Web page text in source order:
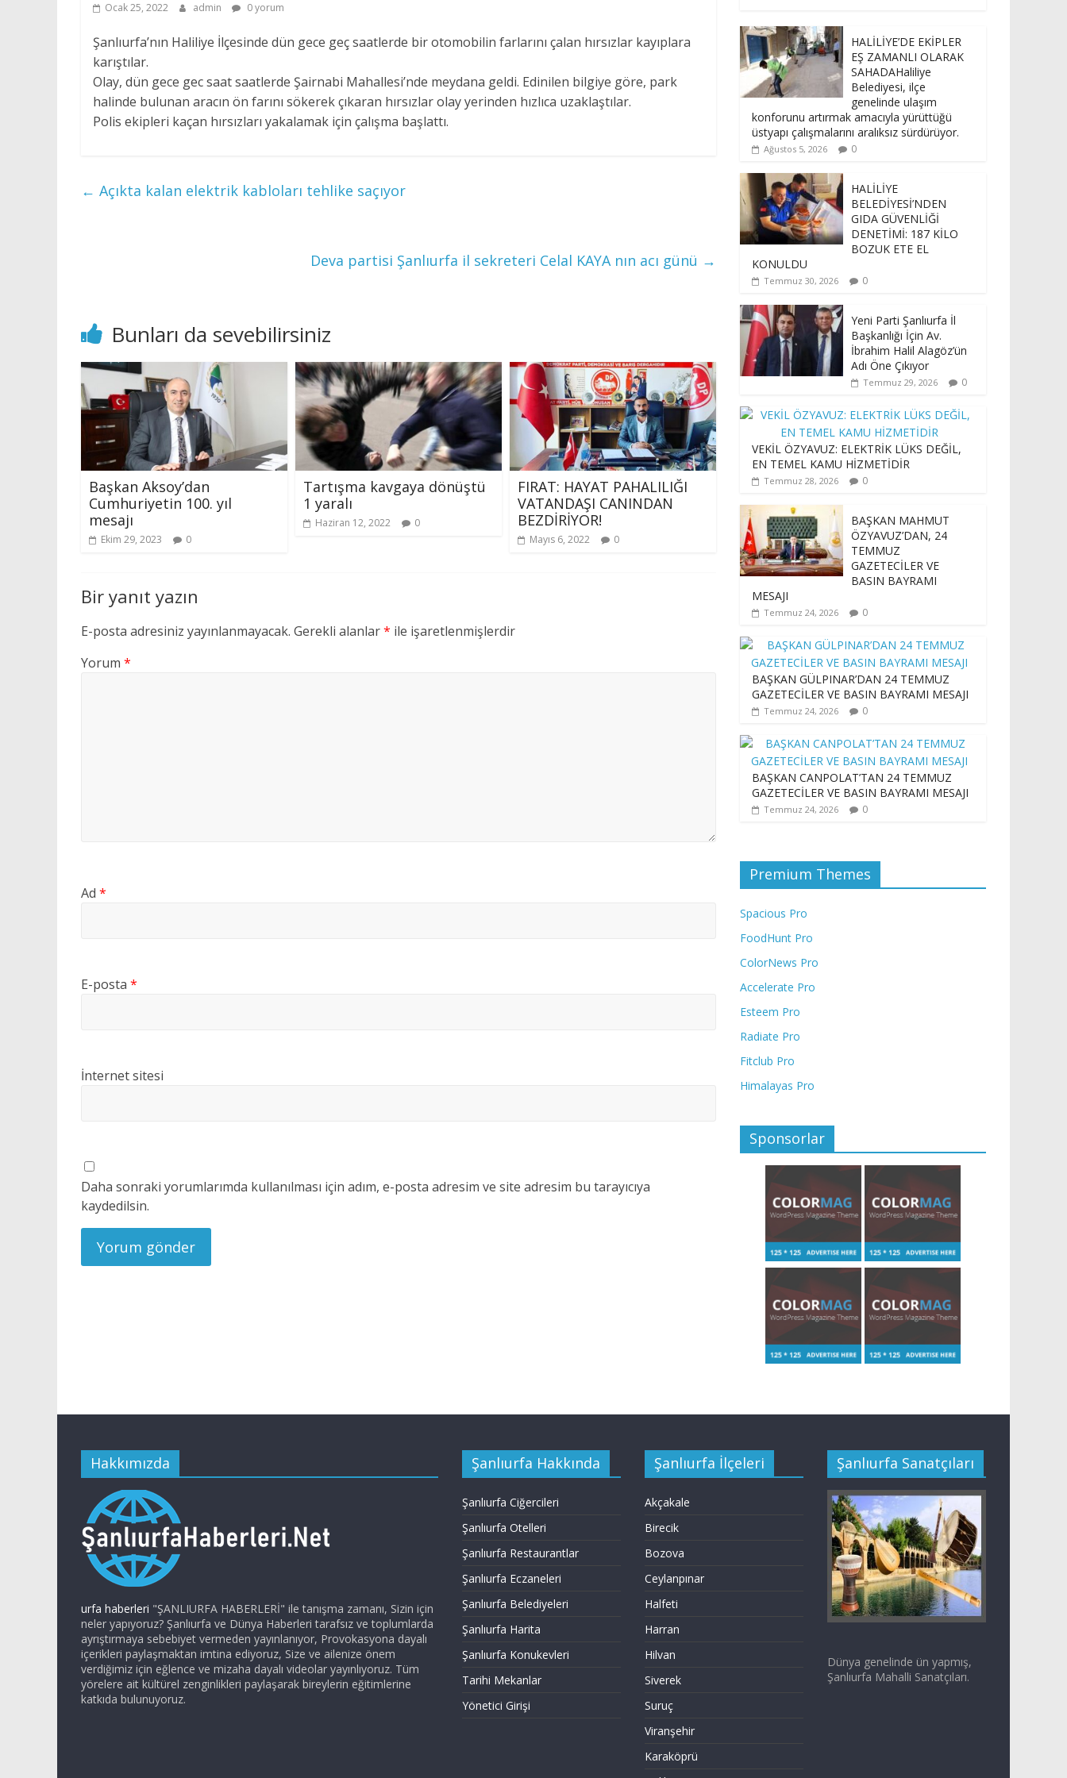
Ocak 25, 2022 admin 0 yorum
Şanlıurfa’nın Haliliye İlçesinde dün gece geç saatlerde bir otomobilin farlarını çalan hırsızlar kayıplara
karıştılar.
Olay, dün gece gec saat saatlerde Şairnabi Mahallesi’nde meydana geldi. Edinilen bilgiye göre, park
halinde bulunan aracın ön farını sökerek çıkaran hırsızlar olay yerinden hızlıca uzaklaştılar.
Polis ekipleri kaçan hırsızları yakalamak için çalışma başlattı.
← Açıkta kalan elektrik kabloları tehlike saçıyor
Deva partisi Şanlıurfa il sekreteri Celal KAYA nın acı günü →
Bunları da sevebilirsiniz
Başkan Aksoy’dan
Cumhuriyetin 100. yıl
mesajı
Ekim 29, 2023 0
Tartışma kavgaya dönüştü
1 yaralı
Haziran 12, 2022 0
FIRAT: HAYAT PAHALILIĞI
VATANDAŞI CANINDAN
BEZDİRİYOR!
Mayıs 6, 2022 0
Bir yanıt yazın
E-posta adresiniz yayınlanmayacak. Gerekli alanlar* ile işaretlenmişlerdir
Yorum *
Ad *
E-posta *
İnternet sitesi
Daha sonraki yorumlarımda kullanılması için adım, e-posta adresim ve site adresim bu tarayıcıya
kaydedilsin.
HALİLİYE’DE EKİPLER
EŞ ZAMANLI OLARAK
SAHADAHaliliye
Belediyesi, ilçe
genelinde ulaşım
konforunu artırmak amacıyla yürüttüğü
üstyapı çalışmalarını aralıksız sürdürüyor.
Ağustos 5, 2026 0
HALİLİYE
BELEDİYESİ’NDEN
GIDA GÜVENLİĞİ
DENETİMİ: 187 KİLO
BOZUK ETE EL
KONULDU
Temmuz 30, 2026 0
Yeni Parti Şanlıurfa İl
Başkanlığı İçin Av.
İbrahim Halil Alagöz’ün
Adı Öne Çıkıyor
Temmuz 29, 2026 0
VEKİL ÖZYAVUZ: ELEKTRİK LÜKS DEĞİL,
EN TEMEL KAMU HİZMETİDİR
Temmuz 28, 2026 0
BAŞKAN MAHMUT
ÖZYAVUZ’DAN, 24
TEMMUZ
GAZETECİLER VE
BASIN BAYRAMI
MESAJI
Temmuz 24, 2026 0
BAŞKAN GÜLPINAR’DAN 24 TEMMUZ
GAZETECİLER VE BASIN BAYRAMI MESAJI
Temmuz 24, 2026 0
BAŞKAN CANPOLAT’TAN 24 TEMMUZ
GAZETECİLER VE BASIN BAYRAMI MESAJI
Temmuz 24, 2026 0
Premium Themes
Spacious Pro
FoodHunt Pro
ColorNews Pro
Accelerate Pro
Esteem Pro
Radiate Pro
Fitclub Pro
Himalayas Pro
Sponsorlar
Hakkımızda
urfa haberleri "ŞANLIURFA HABERLERİ" ile tanışma zamanı, Sizin için
neler yapıyoruz? Şanlıurfa ve Dünya Haberleri tarafsız ve toplumlarda
ayrıştırmaya sebebiyet vermeden yayınlanıyor, Provokasyona dayalı
içerikleri paylaşmaktan imtina ediyoruz, Size ve ailenize önem
verdiğimiz için eğlence ve mizaha dayalı videolar yayınlıyoruz. Tüm
yörelere ait kültürel zenginlikleri paylaşarak bireylerin eğitimlerine
katkıda bulunuyoruz.
Şanlıurfa Hakkında
Şanlıurfa Ciğercileri
Şanlıurfa Otelleri
Şanlıurfa Restaurantlar
Şanlıurfa Eczaneleri
Şanlıurfa Belediyeleri
Şanlıurfa Harita
Şanlıurfa Konukevleri
Tarihi Mekanlar
Yönetici Girişi
Şanlıurfa İlçeleri
Akçakale
Birecik
Bozova
Ceylanpınar
Halfeti
Harran
Hilvan
Siverek
Suruç
Viranşehir
Karaköprü
Şanlıurfa Sanatçıları
Dünya genelinde ün yapmış,
Şanlıurfa Mahalli Sanatçıları.